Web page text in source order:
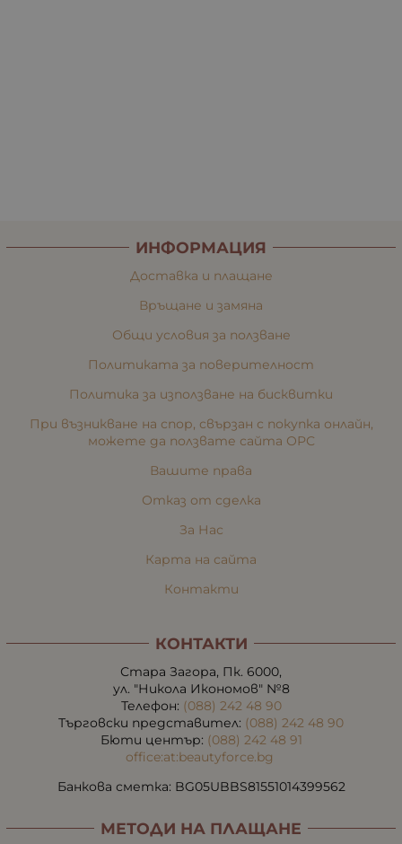
ИНФОРМАЦИЯ
Доставка и плащане
Връщане и замяна
Общи условия за ползване
Политиката за поверителност
Политика за използване на бисквитки
При възникване на спор, свързан с покупка онлайн,
можете да ползвате сайта ОРС
Вашите права
Отказ от сделка
За Нас
Карта на сайта
Контакти
КОНТАКТИ
Стара Загора, Пк. 6000,
ул. "Никола Икономов" №8
Телефон: (088) 242 48 90
Търговски представител: (088) 242 48 90
Бюти център: (088) 242 48 91
office:at:beautyforce.bg
Банкова сметка: BG05UBBS81551014399562
МЕТОДИ НА ПЛАЩАНЕ